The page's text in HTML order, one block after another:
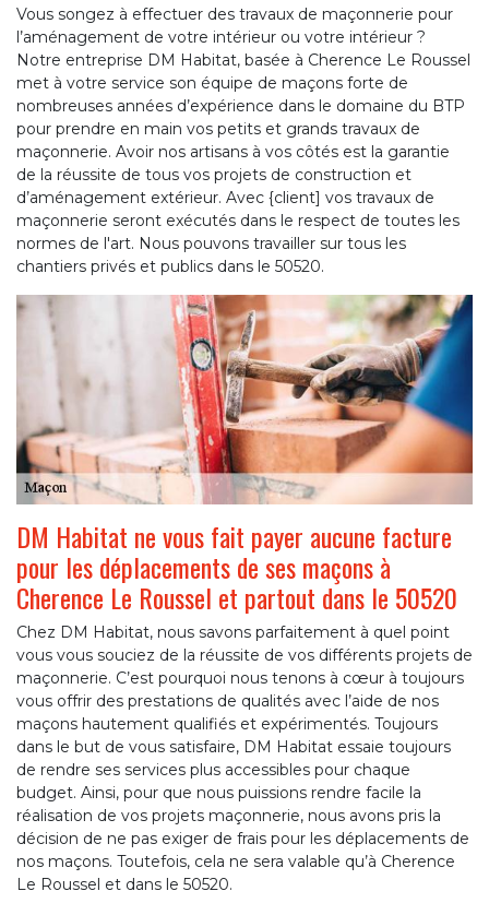
Vous songez à effectuer des travaux de maçonnerie pour
l’aménagement de votre intérieur ou votre intérieur ?
Notre entreprise DM Habitat, basée à Cherence Le Roussel
met à votre service son équipe de maçons forte de
nombreuses années d’expérience dans le domaine du BTP
pour prendre en main vos petits et grands travaux de
maçonnerie. Avoir nos artisans à vos côtés est la garantie
de la réussite de tous vos projets de construction et
d’aménagement extérieur. Avec {client] vos travaux de
maçonnerie seront exécutés dans le respect de toutes les
normes de l'art. Nous pouvons travailler sur tous les
chantiers privés et publics dans le 50520.
DM Habitat ne vous fait payer aucune facture
pour les déplacements de ses maçons à
Cherence Le Roussel et partout dans le 50520
Chez DM Habitat, nous savons parfaitement à quel point
vous vous souciez de la réussite de vos différents projets de
maçonnerie. C’est pourquoi nous tenons à cœur à toujours
vous offrir des prestations de qualités avec l’aide de nos
maçons hautement qualifiés et expérimentés. Toujours
dans le but de vous satisfaire, DM Habitat essaie toujours
de rendre ses services plus accessibles pour chaque
budget. Ainsi, pour que nous puissions rendre facile la
réalisation de vos projets maçonnerie, nous avons pris la
décision de ne pas exiger de frais pour les déplacements de
nos maçons. Toutefois, cela ne sera valable qu’à Cherence
Le Roussel et dans le 50520.